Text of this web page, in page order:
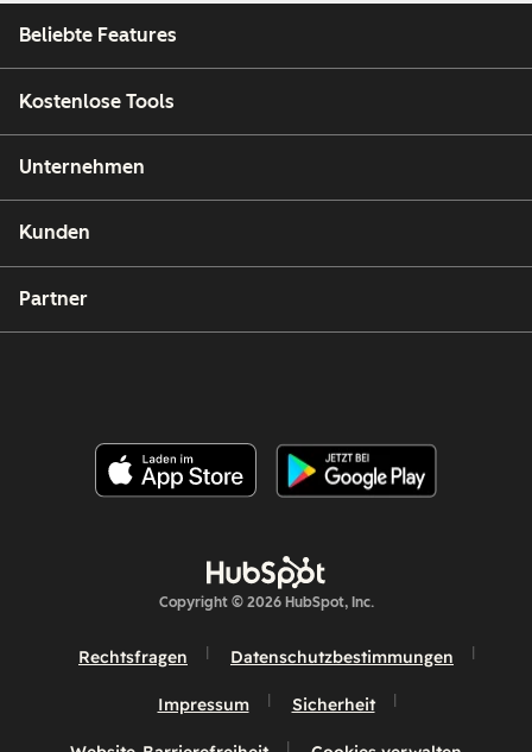
Beliebte Features
Kostenlose Tools
Unternehmen
Kunden
Partner
Copyright © 2026 HubSpot, Inc.
Rechtsfragen Datenschutzbestimmungen
Impressum Sicherheit